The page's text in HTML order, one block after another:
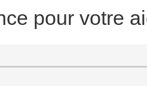
pour votre